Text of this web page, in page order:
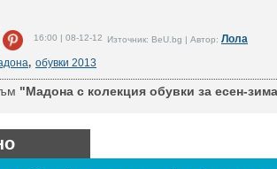
16:00 | 08-12-12 Източник: BeU.bg | Автор: Лола
, обувки 2013
"Мадона с колекция обувки за есен-